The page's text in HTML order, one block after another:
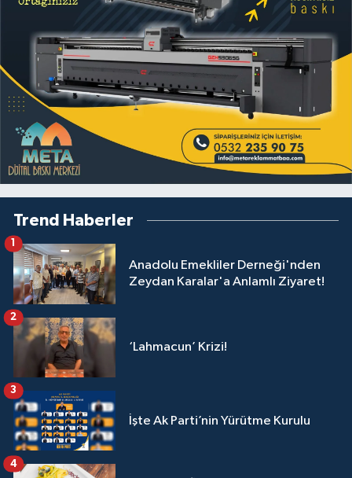
Trend Haberler
Anadolu Emekliler Derneği'nden
Zeydan Karalar'a Anlamlı Ziyaret!
‘Lahmacun’ Krizi!
2
İşte Ak Parti’nin Yürütme Kurulu
3
4